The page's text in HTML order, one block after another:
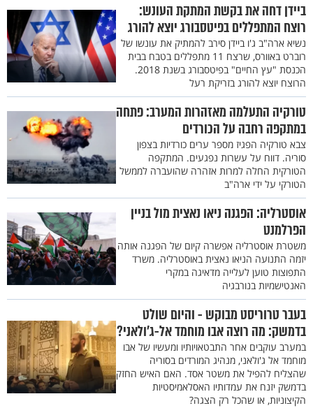
ביידן דחה את בקשת המתקת העונש:
רוצח המתפללים בפיטסבורג יוצא להורג
נשיא ארה"ב ג'ו ביידן סירב להמתיק את עונשו של
רוברט באוורס, שרצח 11 מתפללים בטבח בבית
הכנסת "עץ החיים" בפיטסבורג בשנת 2018.
הרוצח יוצא להורג בזריקת רעל
טורקיה התעלמה מאזהרות המערב: פתחה
במתקפה רחבה על הכורדים
צבא טורקיה הפגיז מספר ערים כורדיות בצפון
סוריה. דווח על עשרות נפגעים. המתקפה
הטורקית החלה למרות אזהרה שהועברה לממשל
הטורקי על ידי ארה"ב
אוסטרליה: הפגנה ניאו נאצית מול בניין
הפרלמנט
משטרת אוסטרליה אפשרה קיום של הפגנה אותה
יזמה התנועה הניאו נאצית באוסטרליה. משרד
התפוצות טוען לעלייה מדאיגה במקרי
האנטישמיות בנורבגיה
בעבר טרוריסט מבוקש - והיום שולט
בדמשק: מה רוצה אבו מוחמד אל-ג'ולאני?
במערב עוקבים אחר התבטאויותיו ומעשיו של אבו
מוחמד אל ג'ולאני, מנהיג המורדים בסוריה
שהצליח להפיל את משטר אסד. האם האיש החזק
בדמשק יזנח את עמדותיו האסלאמיסטיות
הקיצוניות, או שהכל רק הצגה?